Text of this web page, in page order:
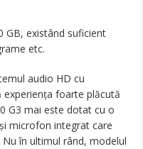
GB, existând suficient
etc.
audio HD cu
foarte plăcută
G3 mai este dotat cu o
microfon integrat care
în ultimul rând, modelul